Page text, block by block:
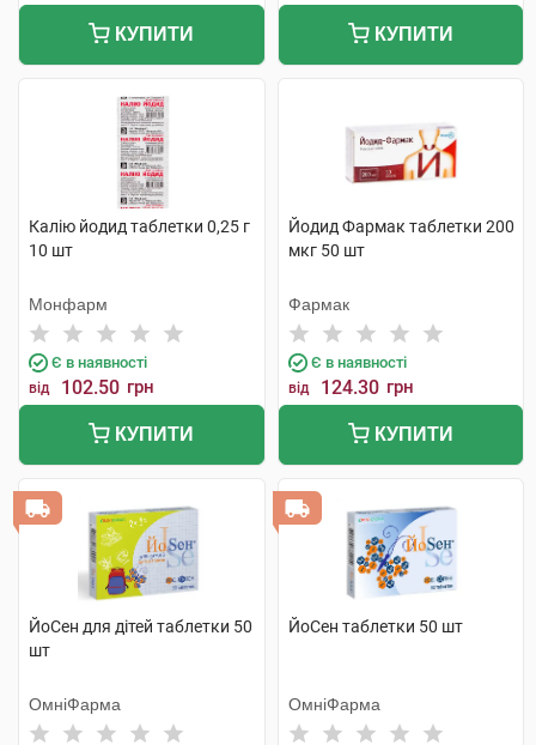
КУПИТИ КУПИТИ
Калію йодид таблетки 0,25 г
10 шт
Монфарм
Є в наявності
від 102.50 грн
КУПИТИ
Йодид Фармак таблетки 200
мкг 50 шт
Фармак
Є в наявності
від 124.30 грн
КУПИТИ
ЙоСен для дітей таблетки 50
шт
ОмніФарма
ЙоСен таблетки 50 шт
ОмніФарма